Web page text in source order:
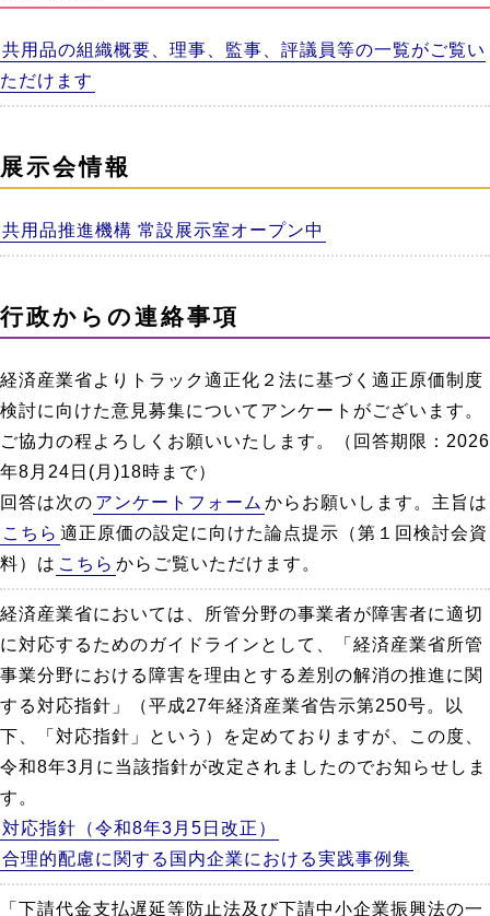
共用品の組織概要、理事、監事、評議員等の一覧がご覧い
ただけます
展示会情報
共用品推進機構 常設展示室オープン中
行政からの連絡事項
経済産業省よりトラック適正化２法に基づく適正原価制度
検討に向けた意見募集についてアンケートがございます。
ご協力の程よろしくお願いいたします。（回答期限：2026
年8月24日(月)18時まで）
回答は次の アンケートフォーム からお願いします。主旨は
こちら 適正原価の設定に向けた論点提示（第１回検討会資
料）は こちら からご覧いただけます。
経済産業省においては、所管分野の事業者が障害者に適切
に対応するためのガイドラインとして、「経済産業省所管
事業分野における障害を理由とする差別の解消の推進に関
する対応指針」（平成27年経済産業省告示第250号。以
下、「対応指針」という）を定めておりますが、この度、
令和8年3月に当該指針が改定されましたのでお知らせしま
す。
対応指針（令和8年3月5日改正）
合理的配慮に関する国内企業における実践事例集
「下請代金支払遅延等防止法及び下請中小企業振興法の一